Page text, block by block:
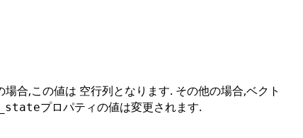
合,この値は 空行列となります. その他の場合,ベクト
プロパティの値は変更されます.